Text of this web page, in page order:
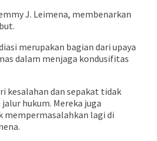
J. Leimena, membenarkan
merupakan bagian dari upaya
dalam menjaga kondusifitas
kesalahan dan sepakat tidak
hukum. Mereka juga
lagi di